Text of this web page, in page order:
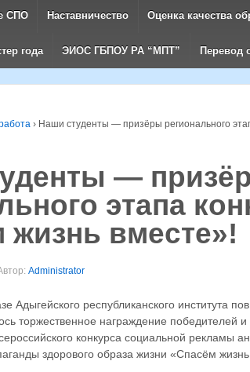
СПО Наставничество Оценка качества
года ЭИОС ГБПОУ РА “МПТ” Перевод
› Наши студенты — призёры регионального
—
этапа
жизнь вместе»!
Administrator
Адыгейского республиканского института
торжественное награждение победителей и
конкурса социальной рекламы
здорового образа жизни «Спасём жизнь